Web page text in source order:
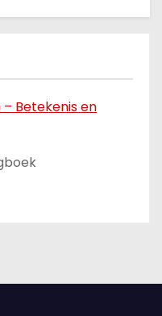
– Betekenis en